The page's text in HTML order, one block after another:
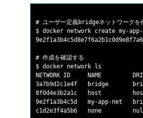
# ユーザー定義bridgeネットワークを
$ docker network create my-
# 作成を確認する
$ docker network ls
NETWORK ID     NAME
3a7b9d2c1e4f   bridge
8f0d4e3b2a1c   host
9e2f1a3b4c5d   my-app-net